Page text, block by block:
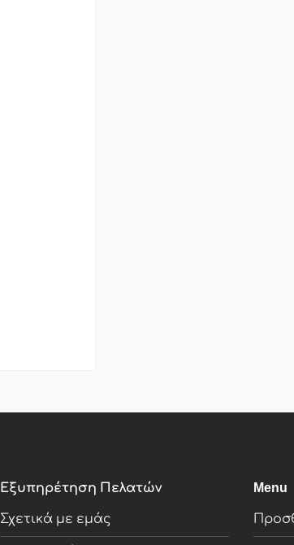
Εξυπηρέτηση Πελατών
Σχετικά με εμάς
Menu